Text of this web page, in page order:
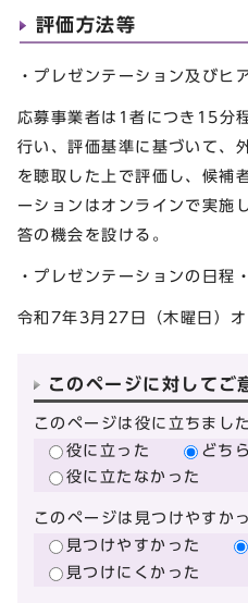
評価方法等
・プレゼンテーション及びヒ
応募事業者は1者につき15分
行い、評価基準に基づいて、
を聴取した上で評価し、候補
ーションはオンラインで実施
答の機会を設ける。
・プレゼンテーションの日程
令和7年3月27日（木曜日）オ
このページに対してご
このページは役に立ちまし
役に立った
どち
役に立たなかった
このページは見つけやすか
見つけやすかった
見つけにくかった